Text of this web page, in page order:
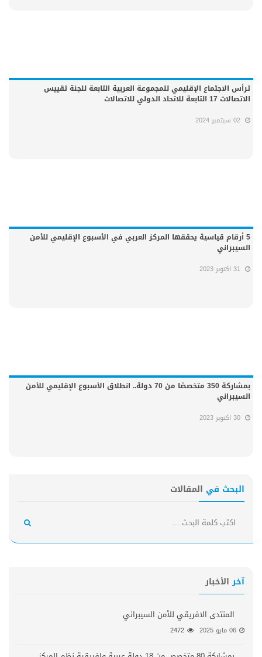
ترأس الاجتماع الإقليمي للمجموعة العربية التابعة للجنة تقييس
الاتصالات 17 التابعة للاتحاد الدولي للاتصالات
02 سبتمبر 2024
5 أرقام قياسية يحققها المركز العربي في الأسبوع الإقليمي للأمن
السيبراني
31 اكتوبر 2023
بمشاركة 350 متخصصًا من 70 دولة.. انطلاق الأسبوع الإقليمي للأمن
السيبراني
30 اكتوبر 2023
البحث في المقالات
آخرالأخبار
المنتدى الافريقي للأمن السيبراني
06 مايو 2025 2472